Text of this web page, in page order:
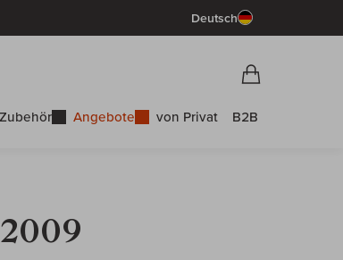
Deutsch
Angebote von Privat B2B
2009